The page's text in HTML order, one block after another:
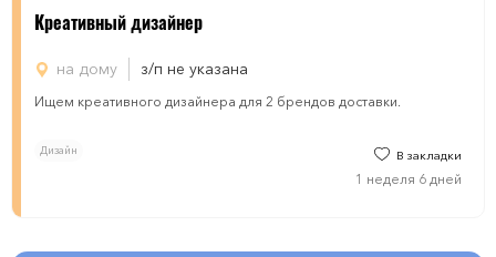
Креативный дизайнер
на дому з/п не указана
Ищем креативного дизайнера для 2 брендов доставки.
Дизайн В закладки
1 неделя 6 дней